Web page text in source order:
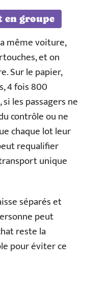
en groupe
même voiture,
et on
Sur le papier,
4 fois 800
les passagers ne
contrôle ou ne
chaque lot leur
requalifier
unique
séparés et
peut
reste la
pour éviter ce